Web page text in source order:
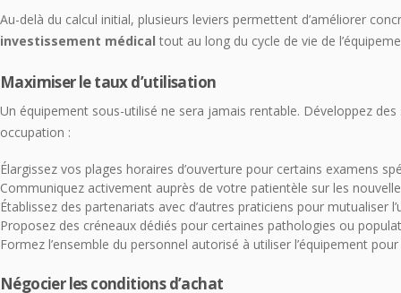
Au-delà du calcul initial, plusieurs leviers permettent d’améliorer
investissement médical tout au long du cycle de vie de
Maximiser le taux d’utilisation
Un équipement sous-utilisé ne sera jamais rentable. Développez
occupation :
Élargissez vos plages horaires d’ouverture pour certains examens
Communiquez activement auprès de votre patientèle sur les
Établissez des partenariats avec d’autres praticiens pour mutualiser
Proposez des créneaux dédiés pour certaines pathologies ou
Formez l’ensemble du personnel autorisé à utiliser l’équipement
Négocier les conditions d’achat